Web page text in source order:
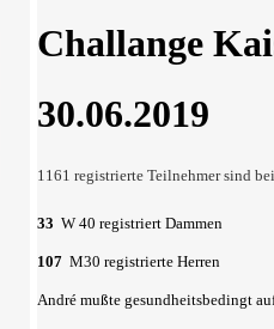
Challange
30.06.2019
1161 registrierte Teilnehmer sind
33 W 40 registriert Dammen
107 M30 registrierte Herren
André mußte gesundheitsbedingt